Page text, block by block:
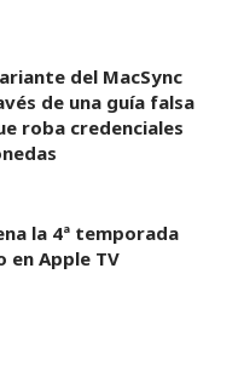
del MacSync
de una guía falsa
roba credenciales
la 4ª temporada
en Apple TV